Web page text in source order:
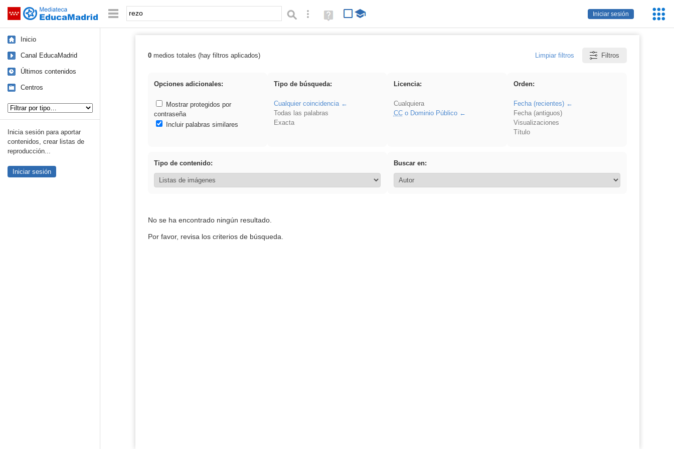
Saltar navegación
Iniciar sesión
Palabra o frase: Búsqueda avanzada
Ayuda
(en
Inicio
Canal EducaMadrid
Últimos contenidos
Centros
Inicia sesión para aportar
contenidos, crear listas de
reproducción...
Iniciar sesión
Resultados de: rezo
0medios totales (hay filtros aplicados) Limpiar filtros Filtros
Opciones adicionales:
Mostrar protegidos por
contraseña
Incluir palabras similares
Tipo de búsqueda:
Cualquier coincidencia
Todas las palabras
Exacta
Licencia:
Cualquiera
CCo Dominio Público
Orden:
Fecha (recientes)
Fecha (antiguos)
Visualizaciones
Título
Tipo de contenido: Buscar en:
No se ha encontrado ningún resultado.
Por favor, revisa los criterios de búsqueda.